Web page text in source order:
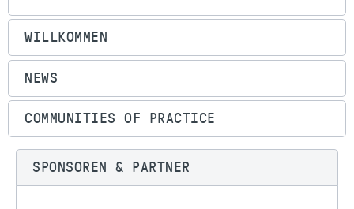
WILLKOMMEN
NEWS
COMMUNITIES OF PRACTICE
SPONSOREN & PARTNER